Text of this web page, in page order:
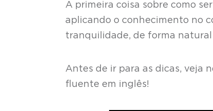
A primeira coisa sobre como
aplicando o conhecimento no
tranquilidade, de forma natural
Antes de ir para as dicas, veja
fluente em inglês!